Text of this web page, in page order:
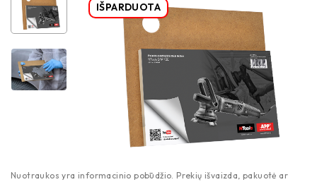
IŠPARDUOTA